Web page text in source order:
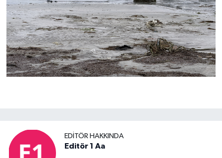
EDITÖR HAKKINDA
Editör 1 Aa